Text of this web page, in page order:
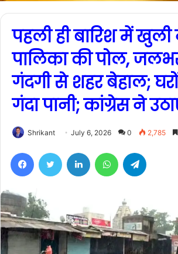
पहली ही बारिश में
पालिका की पोल,
गंदगी से शहर बेहाल;
गंदा पानी; कांग्रेस ने
Shrikant July 6, 2026 0 2,785